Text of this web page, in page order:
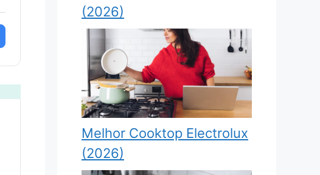
(2026)
Melhor Cooktop Electrolux
(2026)